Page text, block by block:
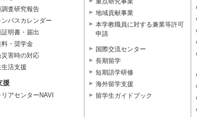
調査研究報告
ンパスカレンダー
明書・届出
料・奨学金
災害時の対応
生活支援
援
リアセンターNAVI
地域貢献事業
本学教職員に対する兼業等許可
申請
国際交流センター
長期留学
短期語学研修
海外留学支援
留学生ガイドブック